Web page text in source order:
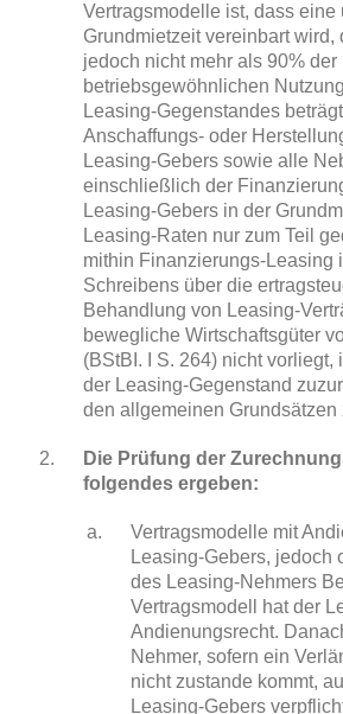
Vertragsmodelle ist, dass eine
Grundmietzeit vereinbart wird,
jedoch nicht mehr als 90% der
betriebsgewöhnlichen
Leasing-Gegenstandes
Anschaffungs- oder
Leasing-Gebers sowie alle
einschließlich der
Leasing-Gebers in der
Leasing-Raten nur zum Teil
mithin Finanzierungs-Leasing
Schreibens über die
Behandlung von Leasing-
bewegliche Wirtschaftsgüter
(BStBI. I S. 264) nicht vorliegt,
der Leasing-Gegenstand
den allgemeinen Grundsätzen
Die Prüfung der
folgendes ergeben:
Vertragsmodelle mit
Leasing-Gebers, jedoch
des Leasing-Nehmers
Vertragsmodell hat der
Andienungsrecht.
Nehmer, sofern ein
nicht zustande kommt,
Leasing-Gebers